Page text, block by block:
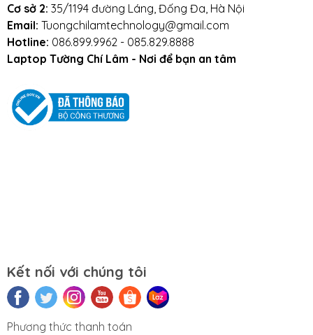
Cơ sở 2: 35/1194 đường Láng, Đống Đa, Hà Nội
Email: Tuongchilamtechnology@gmail.com
Hotline: 086.899.9962 - 085.829.8888
Laptop Tường Chí Lâm - Nơi để bạn an tâm
Kết nối với chúng tôi
Phương thức thanh toán